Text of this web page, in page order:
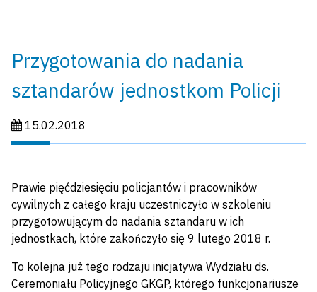
Przygotowania do nadania
sztandarów jednostkom Policji
Data publikacji:
15.02.2018
Prawie pięćdziesięciu policjantów i pracowników
cywilnych z całego kraju uczestniczyło w szkoleniu
przygotowującym do nadania sztandaru w ich
jednostkach, które zakończyło się 9 lutego 2018 r.
To kolejna już tego rodzaju inicjatywa Wydziału ds.
Ceremoniału Policyjnego GKGP, którego funkcjonariusze